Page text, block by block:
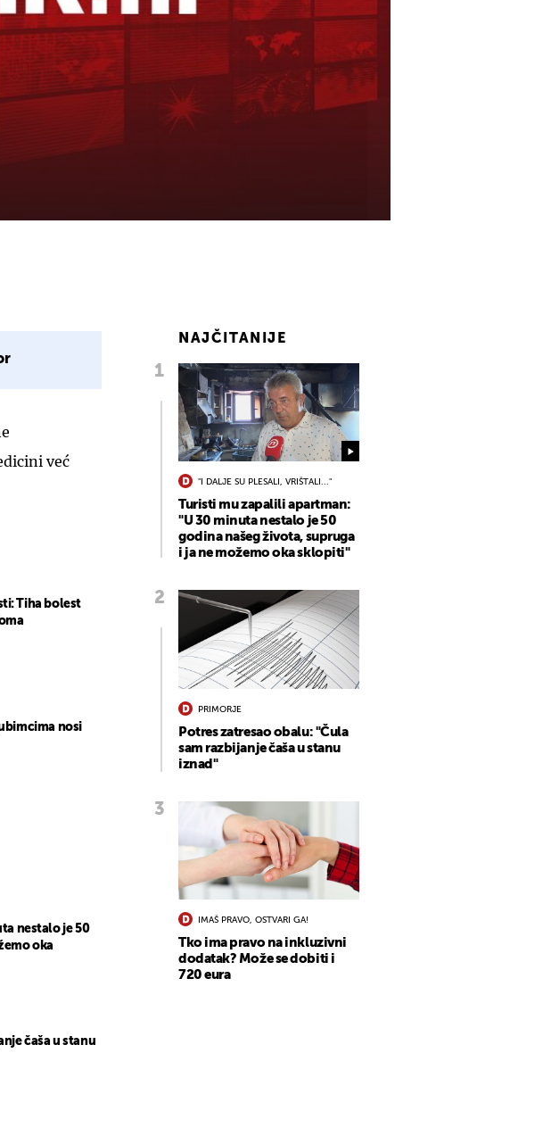
već
Tiha bolest
nosi
nestalo je 50
oka
čaša u stanu
NAJČITANIJE
"I DALJE SU PLESALI, VRIŠTALI..."
Turisti mu zapalili apartman:
"U 30 minuta nestalo je 50
godina našeg života, supruga
i ja ne možemo oka sklopiti"
PRIMORJE
Potres zatresao obalu: "Čula
sam razbijanje čaša u stanu
iznad"
IMAŠ PRAVO, OSTVARI GA!
Tko ima pravo na inkluzivni
dodatak? Može se dobiti i
720 eura